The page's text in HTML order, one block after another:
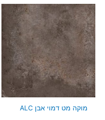
מוקה מט דמוי אבן ALC